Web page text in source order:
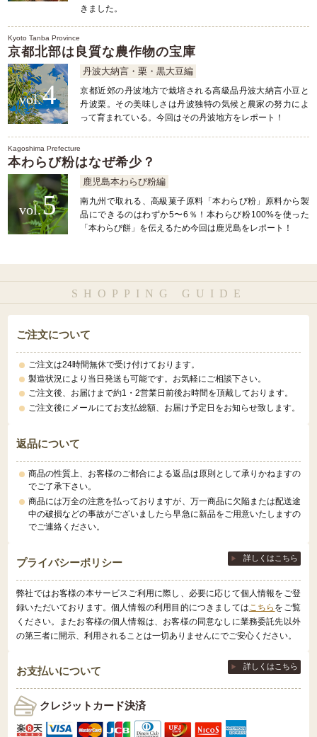
きました。
Kyoto Tanba Province
京都北部は良質な農作物の宝庫
丹波大納言・栗・黒大豆編
4
京都近郊の丹波地方で栽培される高級品丹波大納言小豆と
丹波栗。その美味しさは丹波独特の気候と農家の努力によ
って育まれている。今回はその丹波地方をレポート！
Kagoshima Prefecture
本わらび粉はなぜ希少？
鹿児島本わらび粉編
5
南九州で取れる、高級菓子原料「本わらび粉」原料から製
品にできるのはわずか5〜6％！本わらび粉100%を使った
「本わらび餅」を伝えるため今回は鹿児島をレポート！
SHOPPING GUIDE
ご注文について
ご注文は24時間無休で受け付けております。
製造状況により当日発送も可能です。お気軽にご相談下さい。
ご注文後、お届けまで約1・2営業日前後お時間を頂戴しております。
ご注文後にメールにてお支払総額、お届け予定日をお知らせ致します。
返品について
商品の性質上、お客様のご都合による返品は原則として承りかねますの
でご了承下さい。
商品には万全の注意を払っておりますが、万一商品に欠陥または配送途
中の破損などの事故がございましたら早急に新品をご用意いたしますの
でご連絡ください。
詳しくはこちら
プライバシーポリシー
弊社ではお客様の本サービスご利用に際し、必要に応じて個人情報をご登
録いただいております。個人情報の利用目的につきましてはこちら をご覧
ください。またお客様の個人情報は、お客様の同意なしに業務委託先以外
の第三者に開示、利用されることは一切ありませんにでご安心ください。
詳しくはこちら
お支払いについて
クレジットカード決済